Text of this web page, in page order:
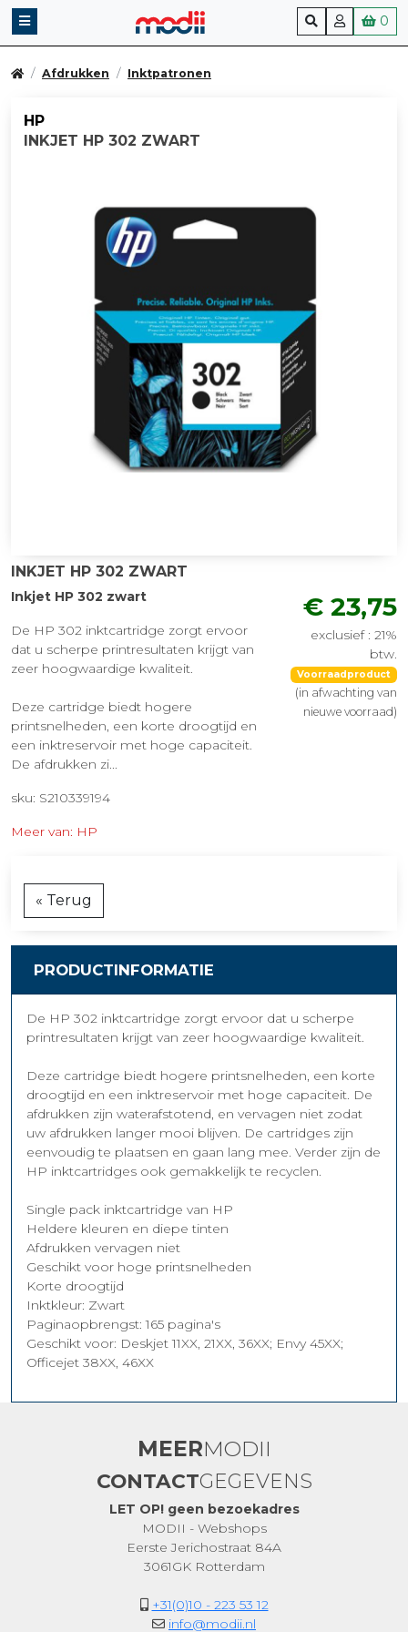
0
Afdrukken Inktpatronen
HP
INKJET HP 302 ZWART
INKJET HP 302 ZWART
Inkjet HP 302 zwart
De HP 302 inktcartridge zorgt ervoor
dat u scherpe printresultaten krijgt van
zeer hoogwaardige kwaliteit.
Deze cartridge biedt hogere
printsnelheden, een korte droogtijd en
een inktreservoir met hoge capaciteit.
De afdrukken zi...
sku: S210339194
Meer van: HP
€ 23,75
exclusief : 21%
btw.
Voorraadproduct
(in afwachting van
nieuwe voorraad)
« Terug
PRODUCTINFORMATIE
De HP 302 inktcartridge zorgt ervoor dat u scherpe
printresultaten krijgt van zeer hoogwaardige kwaliteit.
Deze cartridge biedt hogere printsnelheden, een korte
droogtijd en een inktreservoir met hoge capaciteit. De
afdrukken zijn waterafstotend, en vervagen niet zodat
uw afdrukken langer mooi blijven. De cartridges zijn
eenvoudig te plaatsen en gaan lang mee. Verder zijn de
HP inktcartridges ook gemakkelijk te recyclen.
Single pack inktcartridge van HP
Heldere kleuren en diepe tinten
Afdrukken vervagen niet
Geschikt voor hoge printsnelheden
Korte droogtijd
Inktkleur: Zwart
Paginaopbrengst: 165 pagina's
Geschikt voor: Deskjet 11XX, 21XX, 36XX; Envy 45XX;
Officejet 38XX, 46XX
MEERMODII
CONTACTGEGEVENS
LET OP! geen bezoekadres
MODII - Webshops
Eerste Jerichostraat 84A
3061GK Rotterdam
+31(0)10 - 223 53 12
info@modii.nl